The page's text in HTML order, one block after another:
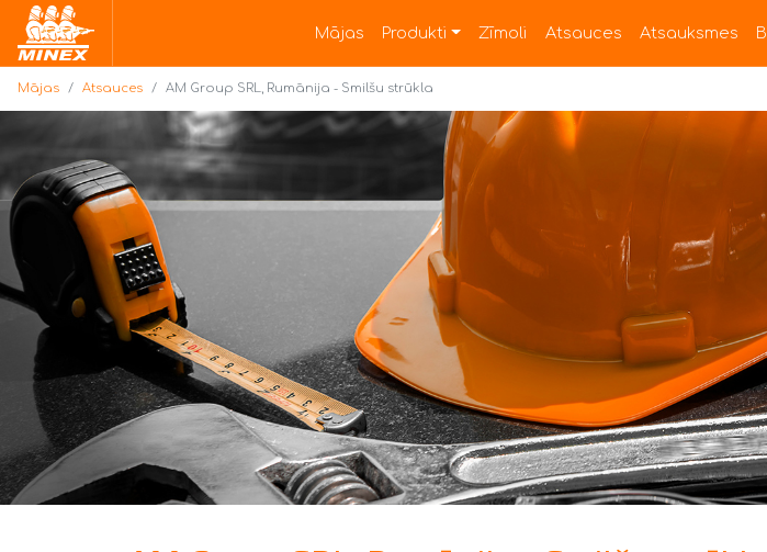
Mājas Produkti Zīmoli Atsauces Atsauksmes
Mājas Atsauces AM Group SRL, Rumānija - Smilšu strūkla